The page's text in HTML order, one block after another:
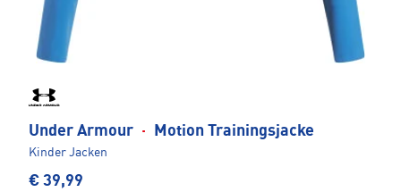
Under Armour · Motion Trainingsjacke
Kinder Jacken
€ 39,99